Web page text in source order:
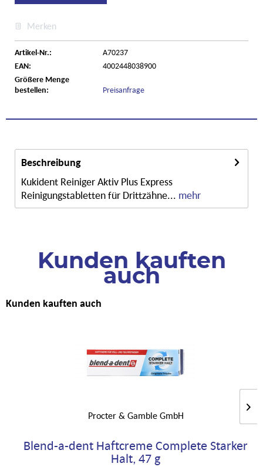
Merken
Artikel-Nr.:
A70237
EAN:
4002448038900
Größere Menge
bestellen:
Preisanfrage
Beschreibung
Kukident Reiniger Aktiv Plus Express
Reinigungstabletten für Drittzähne... mehr
Kunden kauften
auch
Kunden kauften auch
Procter & Gamble GmbH
Blend-a-dent Haftcreme Complete Starker
Halt, 47 g